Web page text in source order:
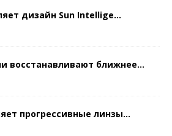
дизайн Sun Intellige...
восстанавливают ближнее...
прогрессивные линзы...